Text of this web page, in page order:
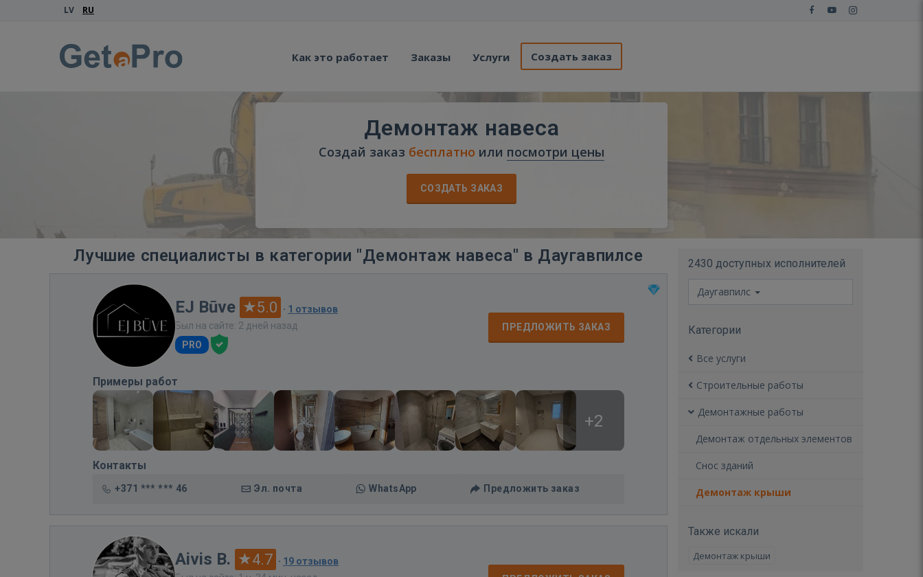
LV RU
Как это работает Заказы Услуги Создать заказ
Демонтаж навеса
Создай заказ бесплатно или посмотри цены
СОЗДАТЬ ЗАКАЗ
Лучшие специалисты в категории "Демонтаж навеса" в Даугавпилсе
EJ Būve 5.0 · 1 отзывов
Был на сайте: 2 дней назад
PRO
ПРЕДЛОЖИТЬ ЗАКАЗ
Примеры работ
+2
Контакты
+371 *** *** 46 Эл. почта WhatsApp Предложить заказ
Aivis B. 4.7 · 19 отзывов
2430 доступных исполнителей
Даугавпилс
Категории
Все услуги
Строительные работы
Демонтажные работы
Демонтаж отдельных элементов
Снос зданий
Демонтаж крыши
Также искали
Демонтаж крыши